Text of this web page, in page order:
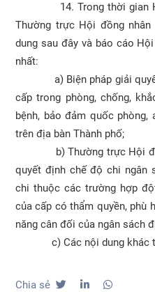
14. Trong thời gian Hội
Thường trực Hội đồng
dung sau đây và báo cáo
nhất:
a) Biện pháp giải quyết
cấp trong phòng, chống,
bệnh, bảo đảm quốc
trên địa bàn Thành phố;
b) Thường trực Hội
quyết định chế độ chi ngân
chi thuộc các trường hợp
của cấp có thẩm quyền, phù
năng cân đối của ngân sách
c) Các nội dung khác
Chia sẻ